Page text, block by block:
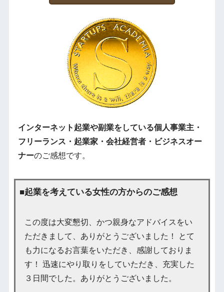
インターネット起業や副業をしている個人事業主・
フリーランス・起業家・会社経営者・ビジネスオー
ナーのご感想です。
■起業を考えている女性の方からのご感想
この度は大変懇切、かつ親身なアドバイスをい
ただきまして、ありがとうございました！ とて
も力になるお言葉をいただき、感謝しておりま
す！ 迅速にやり取りをしていただき、充実した
３日間でした。ありがとうございました。